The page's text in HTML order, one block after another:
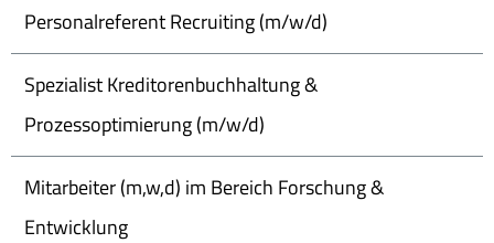
Personalreferent Recruiting (m/w/d)
Spezialist Kreditorenbuchhaltung &
Prozessoptimierung (m/w/d)
Mitarbeiter (m,w,d) im Bereich Forschung &
Entwicklung